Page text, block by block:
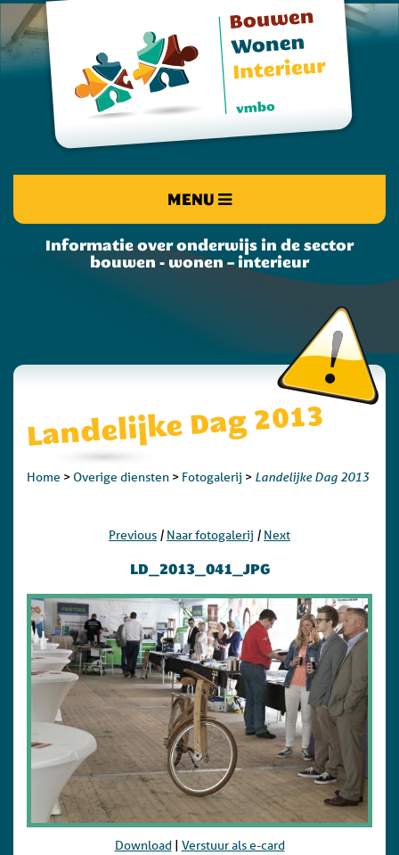
MENU
Informatie over onderwijs in de sector
bouwen - wonen – interieur
Landelijke Dag 2013
Home > Overige diensten > Fotogalerij > Landelijke Dag 2013
Previous | Naar fotogalerij | Next
LD_2013_041_JPG
Download| Verstuur als e-card